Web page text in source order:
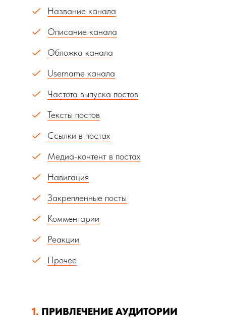
Название канала
Описание канала
Обложка канала
Username канала
Частота выпуска постов
Тексты постов
Ссылки в постах
Медиа-контент в постах
Навигация
Закрепленные посты
Комментарии
Реакции
Прочее
1. ПРИВЛЕЧЕНИЕ АУДИТОРИИ